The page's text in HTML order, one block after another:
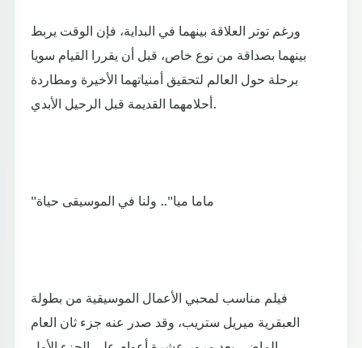
ورغم توتر العلاقة بينهما في البداية، فإن الوقت يربط
بينهما بصداقة من نوع خاص، قبل أن يقررا القيام سويا
برحلة حول العالم لتحقيق أمنياتهما الأخيرة ومطاردة
أحلامهما القديمة قبل الرحيل الأبدي.
"ماما ميا".. ولنا في الموسيقى حياة
فيلم مناسب لمحبي الأعمال الموسيقية من بطولة
العبقرية ميريل ستريب، وقد صدر عنه جزء ثان العام